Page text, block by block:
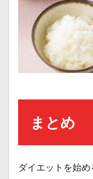
まとめ
ダイエットを始